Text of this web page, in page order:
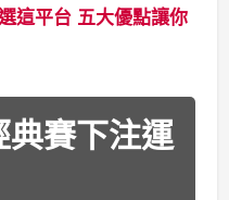
這平台 五大優點讓你
典賽下注運